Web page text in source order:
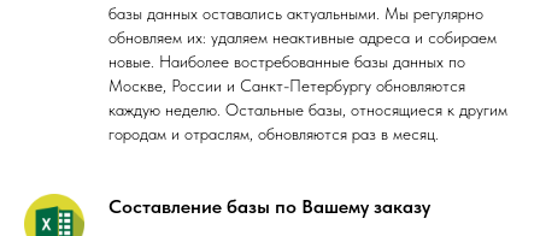
базы данных оставались актуальными. Мы регулярно
обновляем их: удаляем неактивные адреса и собираем
новые. Наиболее востребованные базы данных по
Москве, России и Санкт-Петербургу обновляются
каждую неделю. Остальные базы, относящиеся к другим
городам и отраслям, обновляются раз в месяц.
Составление базы по Вашему заказу